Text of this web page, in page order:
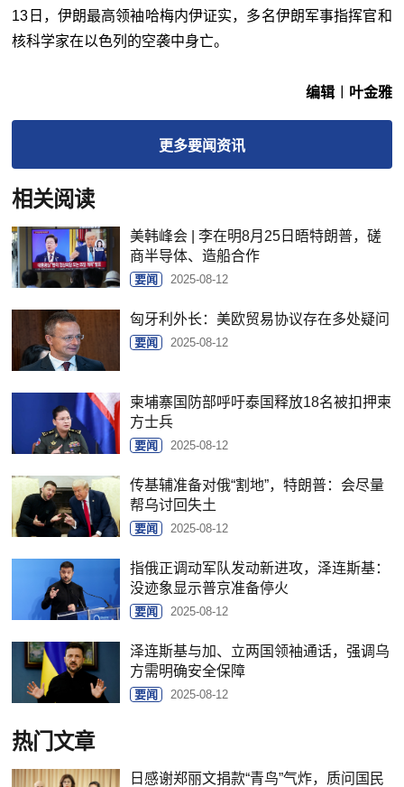
13日，伊朗最高领袖哈梅内伊证实，多名伊朗军事指挥官和
核科学家在以色列的空袭中身亡。
编辑︱叶金雅
更多要闻资讯
相关阅读
美韩峰会 | 李在明8月25日晤特朗普，磋
商半导体、造船合作
要闻 2025-08-12
匈牙利外长：美欧贸易协议存在多处疑问
要闻 2025-08-12
柬埔寨国防部呼吁泰国释放18名被扣押柬
方士兵
要闻 2025-08-12
传基辅准备对俄“割地”，特朗普：会尽量
帮乌讨回失土
要闻 2025-08-12
指俄正调动军队发动新进攻，泽连斯基：
没迹象显示普京准备停火
要闻 2025-08-12
泽连斯基与加、立两国领袖通话，强调乌
方需明确安全保障
要闻 2025-08-12
热门文章
日感谢郑丽文捐款“青鸟”气炸，质问国民